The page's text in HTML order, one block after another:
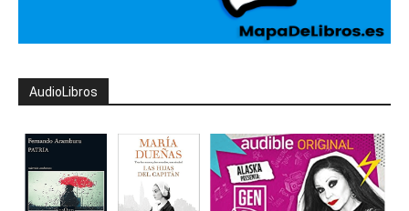
AudioLibros